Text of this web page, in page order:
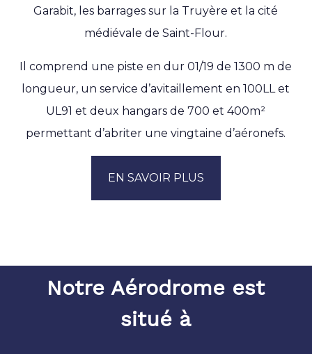
Garabit, les barrages sur la Truyère et la cité
médiévale de Saint-Flour.
Il comprend une piste en dur 01/19 de 1300 m de
longueur, un service d’avitaillement en 100LL et
UL91 et deux hangars de 700 et 400m²
permettant d’abriter une vingtaine d’aéronefs.
EN SAVOIR PLUS
Notre Aérodrome est
situé à